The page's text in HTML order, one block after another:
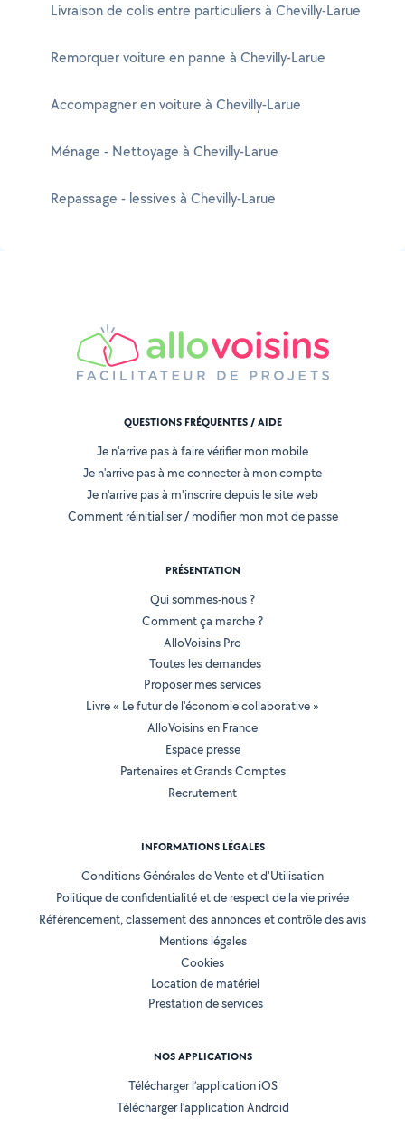
Livraison de colis entre particuliers à Chevilly-Larue
Remorquer voiture en panne à Chevilly-Larue
Accompagner en voiture à Chevilly-Larue
Ménage - Nettoyage à Chevilly-Larue
Repassage - lessives à Chevilly-Larue
QUESTIONS FRÉQUENTES / AIDE
Je n'arrive pas à faire vérifier mon mobile
Je n'arrive pas à me connecter à mon compte
Je n'arrive pas à m'inscrire depuis le site web
Comment réinitialiser / modifier mon mot de passe
PRÉSENTATION
Qui sommes-nous ?
Comment ça marche ?
AlloVoisins Pro
Toutes les demandes
Proposer mes services
Livre « Le futur de l'économie collaborative »
AlloVoisins en France
Espace presse
Partenaires et Grands Comptes
Recrutement
INFORMATIONS LÉGALES
Conditions Générales de Vente et d'Utilisation
Politique de confidentialité et de respect de la vie privée
Référencement, classement des annonces et contrôle des avis
Mentions légales
Cookies
Location de matériel
Prestation de services
NOS APPLICATIONS
Télécharger l’application iOS
Télécharger l’application Android